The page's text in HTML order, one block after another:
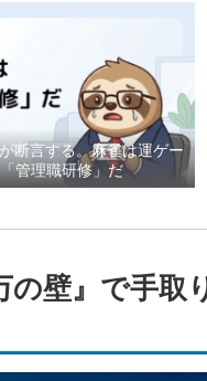
断言する。麻雀は運ゲー
管理職研修」だ
の壁』で手取